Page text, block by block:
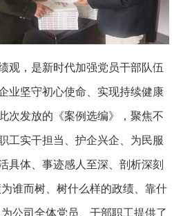
观，是新时代加强党员干部队伍
业坚守初心使命、实现持续健康
次发放的《案例选编》，聚焦不
工实干担当、护企兴企、为民服
具体、事迹感人至深、剖析深刻
谁而树、树什么样的政绩、靠什
公司全体党员、干部职工提供了